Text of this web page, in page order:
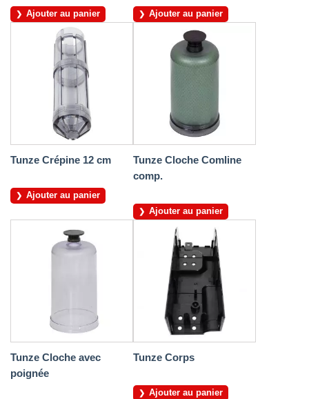
Ajouter au panier Ajouter au panier
Tunze Crépine 12 cm
Ajouter au panier
Tunze Cloche Comline
comp.
Ajouter au panier
Tunze Cloche avec
poignée
Tunze Corps
Ajouter au panier